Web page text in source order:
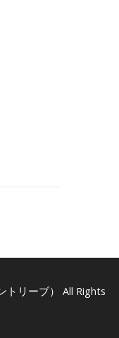
トリーブ） All Rights